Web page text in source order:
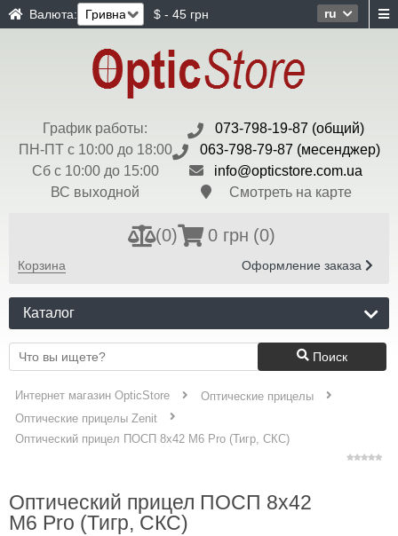
ru
Валюта: $ - 45 грн
График работы:
ПН-ПТ с 10:00 до 18:00
Сб с 10:00 до 15:00
ВС выходной
073-798-19-87 (общий)
063-798-79-87 (месенджер)
info@opticstore.com.ua
Смотреть на карте
(0) 0 грн (0)
Корзина Оформление заказа
Каталог
Поиск
Интернет магазин OpticStore
Оптические прицелы
Оптические прицелы Zenit
Оптический прицел ПОСП 8х42 M6 Pro (Тигр, СКС)
Оптический прицел ПОСП 8х42
M6 Pro (Тигр, СКС)